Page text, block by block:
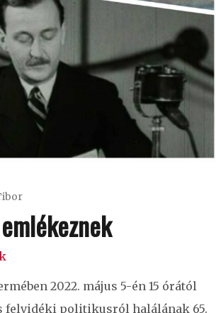
2022. május 5-én 15 órától
felvidéki politikusról halálának 65.